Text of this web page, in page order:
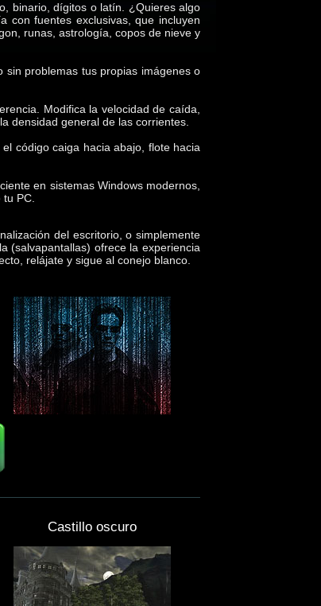
binario, dígitos o latín. ¿Quieres algo
con fuentes exclusivas, que incluyen
runas, astrología, copos de nieve y
problemas tus propias imágenes o
Modifica la velocidad de caída,
densidad general de las corrientes.
código caiga hacia abajo, flote hacia
en sistemas Windows modernos,
PC.
del escritorio, o simplemente
(salvapantallas) ofrece la experiencia
relájate y sigue al conejo blanco.
Castillo oscuro